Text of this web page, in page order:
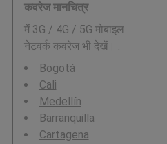
कवरेज मानचित्र
में 3G / 4G / 5G मोबाइल
नेटवर्क कवरेज भी देखें। :
Bogotá
Cali
Medellín
Barranquilla
Cartagena